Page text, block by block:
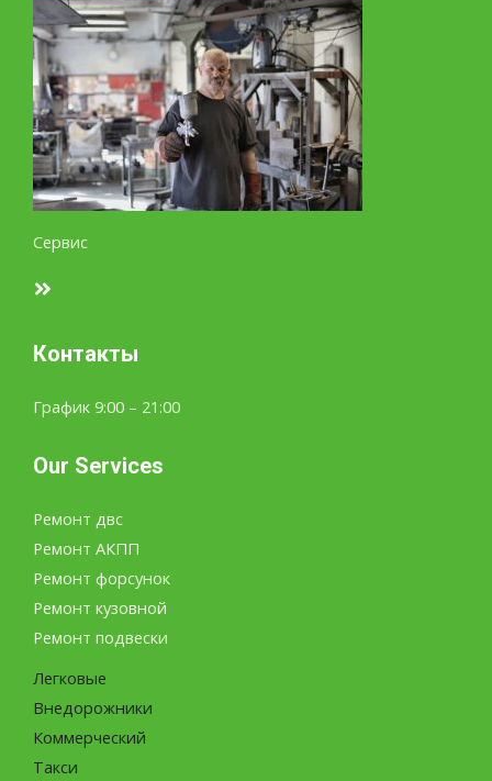
Сервис
Контакты
График 9:00 – 21:00
Our Services
Ремонт двс
Ремонт АКПП
Ремонт форсунок
Ремонт кузовной
Ремонт подвески
Легковые
Внедорожники
Коммерческий
Такси